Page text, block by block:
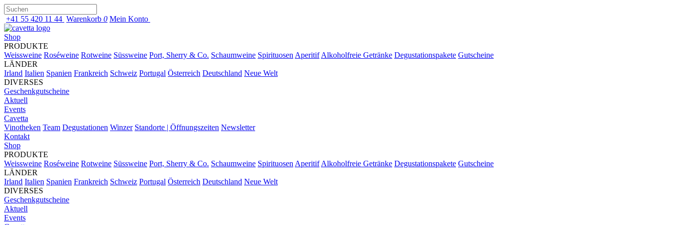
+41 55 420 11 44 Warenkorb 0 Mein Konto
Shop
PRODUKTE
Weissweine Roséweine Rotweine Süssweine Port, Sherry & Co. Schaumweine Spirituosen Aperitif Alkoholfreie Getränke Degustationspakete Gutscheine
LÄNDER
Irland Italien Spanien Frankreich Schweiz Portugal Österreich Deutschland Neue Welt
DIVERSES
Geschenkgutscheine
Aktuell
Events
Cavetta
Vinotheken Team Degustationen Winzer Standorte | Öffnungszeiten Newsletter
Kontakt
Shop
PRODUKTE
Weissweine Roséweine Rotweine Süssweine Port, Sherry & Co. Schaumweine Spirituosen Aperitif Alkoholfreie Getränke Degustationspakete Gutscheine
LÄNDER
Irland Italien Spanien Frankreich Schweiz Portugal Österreich Deutschland Neue Welt
DIVERSES
Geschenkgutscheine
Aktuell
Events